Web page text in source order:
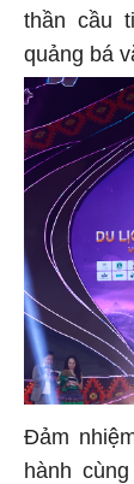
thần cầu
quảng bá
Đảm
hành